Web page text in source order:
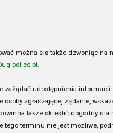
można się także dzwoniąc na
.
udostępnienia informacji
zgłaszającej żądanie,
także określić dogodny dla
terminu nie jest możliwe,